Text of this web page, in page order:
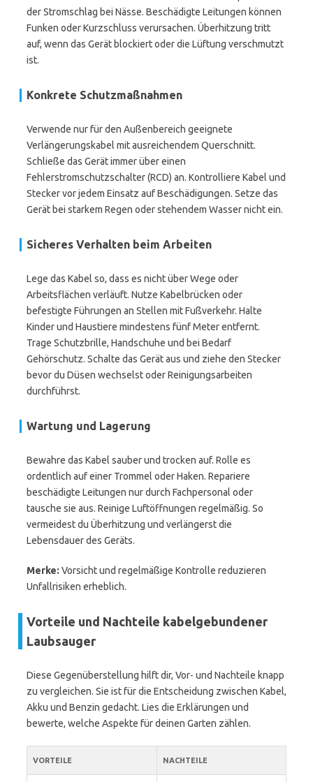
der Stromschlag bei Nässe. Beschädigte Leitungen können
Funken oder Kurzschluss verursachen. Überhitzung tritt
auf, wenn das Gerät blockiert oder die Lüftung verschmutzt
ist.
Konkrete Schutzmaßnahmen
Verwende nur für den Außenbereich geeignete
Verlängerungskabel mit ausreichendem Querschnitt.
Schließe das Gerät immer über einen
Fehlerstromschutzschalter (RCD) an. Kontrolliere Kabel und
Stecker vor jedem Einsatz auf Beschädigungen. Setze das
Gerät bei starkem Regen oder stehendem Wasser nicht ein.
Sicheres Verhalten beim Arbeiten
Lege das Kabel so, dass es nicht über Wege oder
Arbeitsflächen verläuft. Nutze Kabelbrücken oder
befestigte Führungen an Stellen mit Fußverkehr. Halte
Kinder und Haustiere mindestens fünf Meter entfernt.
Trage Schutzbrille, Handschuhe und bei Bedarf
Gehörschutz. Schalte das Gerät aus und ziehe den Stecker
bevor du Düsen wechselst oder Reinigungsarbeiten
durchführst.
Wartung und Lagerung
Bewahre das Kabel sauber und trocken auf. Rolle es
ordentlich auf einer Trommel oder Haken. Repariere
beschädigte Leitungen nur durch Fachpersonal oder
tausche sie aus. Reinige Luftöffnungen regelmäßig. So
vermeidest du Überhitzung und verlängerst die
Lebensdauer des Geräts.
Merke: Vorsicht und regelmäßige Kontrolle reduzieren
Unfallrisiken erheblich.
Vorteile und Nachteile kabelgebundener
Laubsauger
Diese Gegenüberstellung hilft dir, Vor- und Nachteile knapp
zu vergleichen. Sie ist für die Entscheidung zwischen Kabel,
Akku und Benzin gedacht. Lies die Erklärungen und
bewerte, welche Aspekte für deinen Garten zählen.
VORTEILE NACHTEILE